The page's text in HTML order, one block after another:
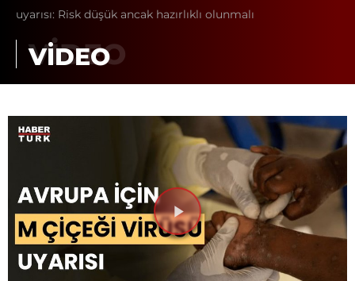
uyarısı: Risk düşük ancak hazırlıklı olunmalı
VİDEO
Videoyu
Oynat